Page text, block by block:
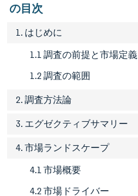
の目次
1. はじめに
1.1 調査の前提と市場定義
1.2 調査の範囲
2. 調査方法論
3. エグゼクティブサマリー
4. 市場ランドスケープ
4.1 市場概要
4.2 市場ドライバー